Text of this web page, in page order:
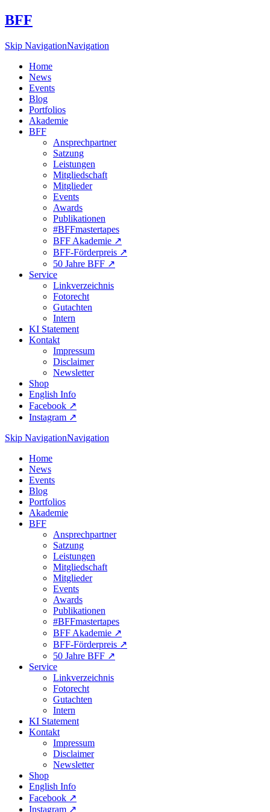
BFF
Skip NavigationNavigation
Home
News
Events
Blog
Portfolios
Akademie
BFF
Ansprechpartner
Satzung
Leistungen
Mitgliedschaft
Mitglieder
Events
Awards
Publikationen
#BFFmastertapes
BFF Akademie ↗︎
BFF-Förderpreis ↗︎
50 Jahre BFF ↗︎
Service
Linkverzeichnis
Fotorecht
Gutachten
Intern
KI Statement
Kontakt
Impressum
Disclaimer
Newsletter
Shop
English Info
Facebook ↗︎
Instagram ↗︎
Skip NavigationNavigation
Home
News
Events
Blog
Portfolios
Akademie
BFF
Ansprechpartner
Satzung
Leistungen
Mitgliedschaft
Mitglieder
Events
Awards
Publikationen
#BFFmastertapes
BFF Akademie ↗︎
BFF-Förderpreis ↗︎
50 Jahre BFF ↗︎
Service
Linkverzeichnis
Fotorecht
Gutachten
Intern
KI Statement
Kontakt
Impressum
Disclaimer
Newsletter
Shop
English Info
Facebook ↗︎
Instagram ↗︎